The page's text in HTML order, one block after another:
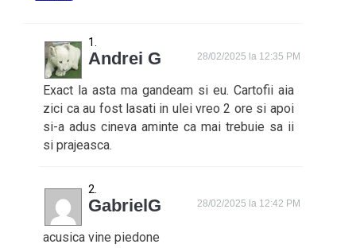
Andrei G 28/02/2025 la 12:35 PM
Exact la asta ma gandeam si eu. Cartofii aia
zici ca au fost lasati in ulei vreo 2 ore si apoi
si-a adus cineva aminte ca mai trebuie sa ii
si prajeasca.
GabrielG 28/02/2025 la 12:42 PM
acusica vine piedone